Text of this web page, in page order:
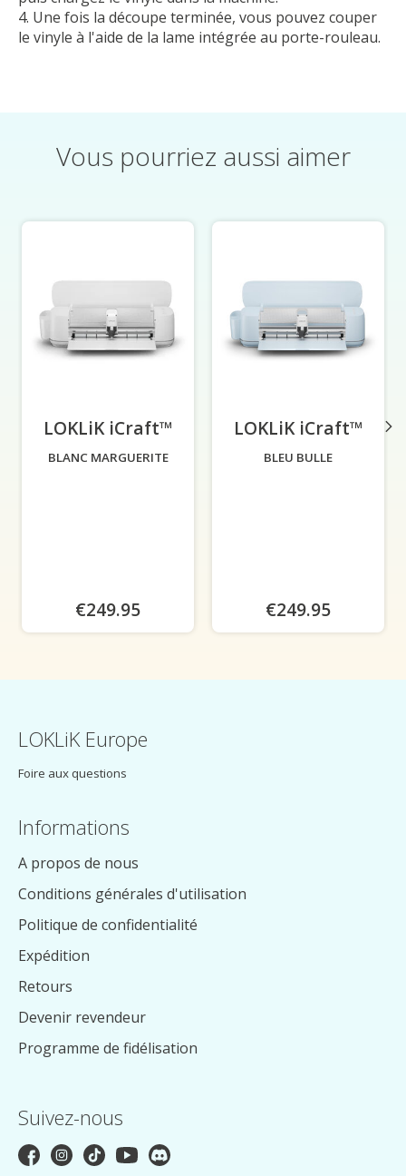
Une fois la découpe terminée, vous pouvez couper
le vinyle à l'aide de la lame intégrée au porte-rouleau.
Vous pourriez aussi aimer
LOKLiK iCraft™
BLANC MARGUERITE
€249.95
LOKLiK iCraft™
BLEU BULLE
€249.95
LOKLiK Europe
Foire aux questions
Informations
A propos de nous
Conditions générales d'utilisation
Politique de confidentialité
Expédition
Retours
Devenir revendeur
Programme de fidélisation
Suivez-nous